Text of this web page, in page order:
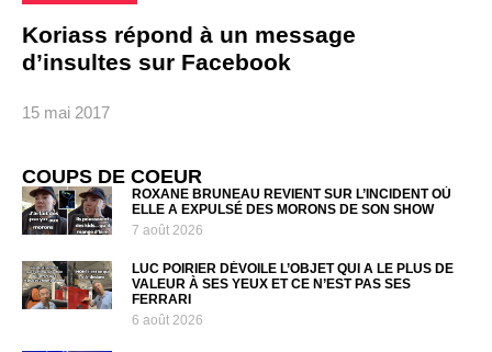
Koriass répond à un message
d’insultes sur Facebook
15 mai 2017
COUPS DE COEUR
ROXANE BRUNEAU REVIENT SUR L’INCIDENT OÙ
ELLE A EXPULSÉ DES MORONS DE SON SHOW
7 août 2026
LUC POIRIER DÉVOILE L’OBJET QUI A LE PLUS DE
VALEUR À SES YEUX ET CE N’EST PAS SES
FERRARI
6 août 2026